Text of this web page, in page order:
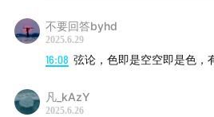
不要回答byhd
2025.6.29
16:08 弦论，色即是空空即是色，
凡_kAzY
2025.6.26